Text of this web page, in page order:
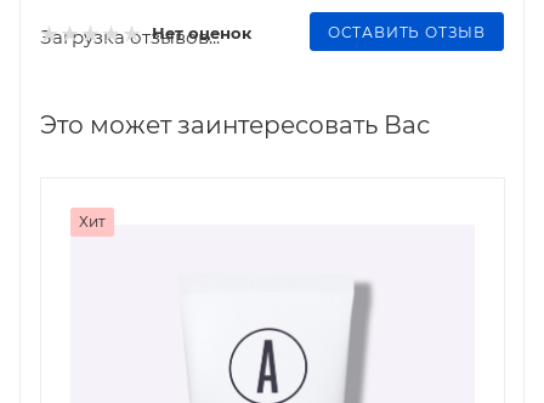
Нет оценок ОСТАВИТЬ ОТЗЫВ
Загрузка отзывов...
Это может заинтересовать Вас
Хит